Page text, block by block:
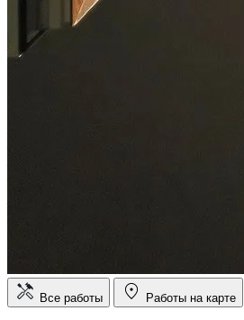
Все работы Работы на карте